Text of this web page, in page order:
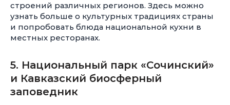
строений различных регионов. Здесь можно
узнать больше о культурных традициях страны
и попробовать блюда национальной кухни в
местных ресторанах.
5. Национальный парк «Сочинский»
и Кавказский биосферный
заповедник